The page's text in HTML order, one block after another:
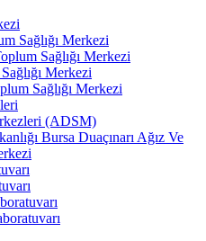
Sağlığı Merkezi
Sağlığı Merkezi
Merkezi
Sağlığı Merkezi
(ADSM)
Bursa Duaçınarı Ağız Ve